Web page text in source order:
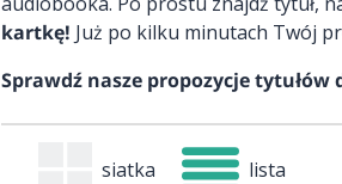
kartkę! Już po kilku minutach Twój
Sprawdź nasze propozycje
siatka lista